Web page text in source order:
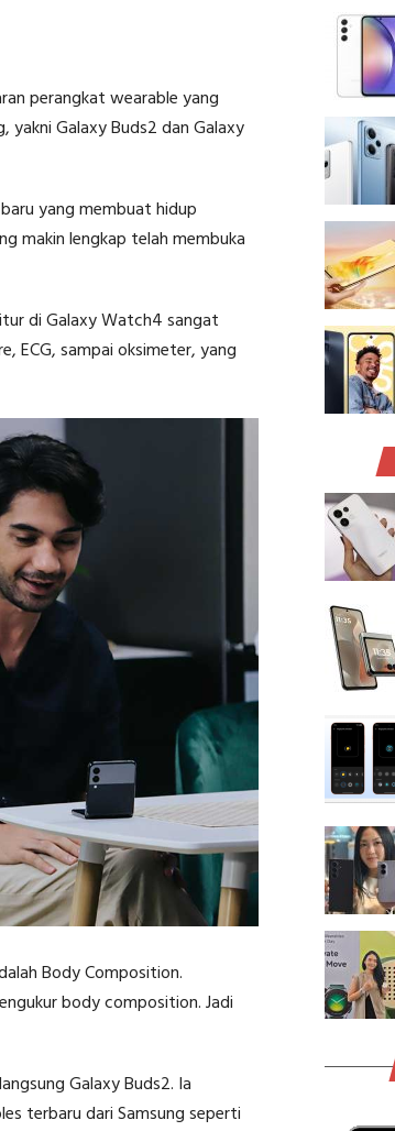
perangkat wearable yang
yakni Galaxy Buds2 dan Galaxy
yang membuat hidup
makin lengkap telah membuka
di Galaxy Watch4 sangat
ECG, sampai oksimeter, yang
Body Composition.
body composition. Jadi
Galaxy Buds2. Ia
terbaru dari Samsung seperti